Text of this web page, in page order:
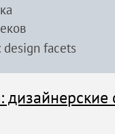
facets
дизайнерские